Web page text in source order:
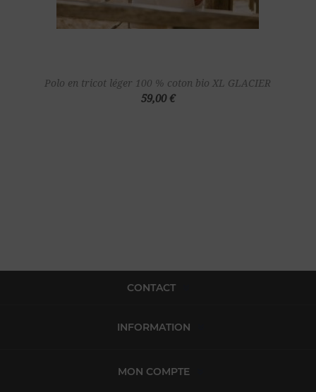
Polo en tricot léger 100 % coton bio XL GLACIER
59,00 €
CONTACT
INFORMATION
MON COMPTE